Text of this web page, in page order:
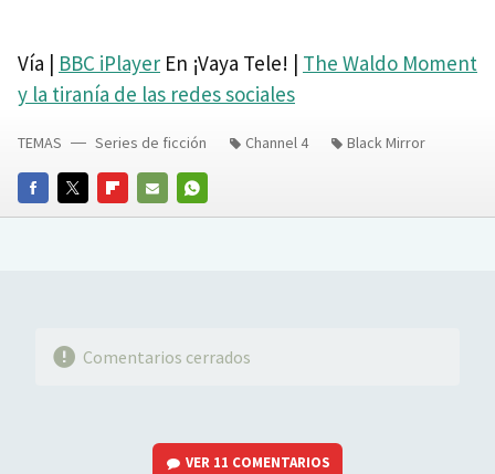
Vía | BBC iPlayer En ¡Vaya Tele! | The Waldo Moment
y la tiranía de las redes sociales
FACEBOOKTWITTERFLIPBOARD
E-
WHATSAPP
TEMAS Series de ficción Channel 4 Black Mirror
Comentarios cerrados
VER 11 COMENTARIOS